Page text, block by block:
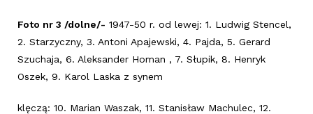
Foto nr 3 /dolne/- 1947-50 r. od lewej: 1. Ludwig Stencel,
2. Starzyczny, 3. Antoni Apajewski, 4. Pajda, 5. Gerard
Szuchaja, 6. Aleksander Homan , 7. Słupik, 8. Henryk
Oszek, 9. Karol Laska z synem
klęczą: 10. Marian Waszak, 11. Stanisław Machulec, 12.